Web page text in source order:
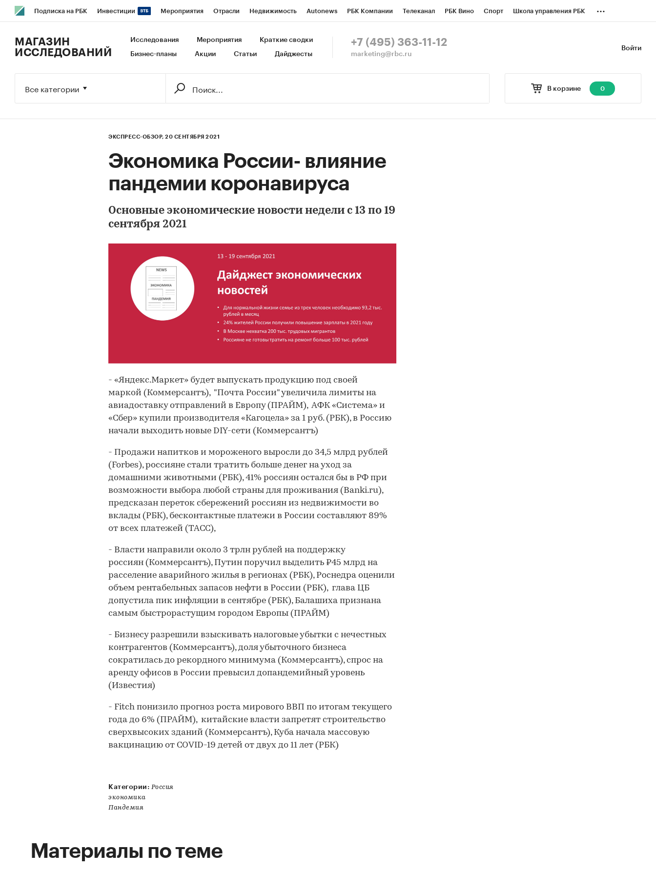
Подписка на РБК Инвестиции Мероприятия Отрасли Недвижимость Autonews РБК Компании Телеканал РБК Вино Спорт Школа управления РБК
Исследования Кредитные рейтинги Франшизы Газета Спецпроекты СПб Конференции СПб Спецпроекты
...
Войти
МАГАЗИН
ИССЛЕДОВАНИЙ
Исследования Мероприятия Краткие сводки
Бизнес-планы Акции Статьи Дайджесты
+7 (495) 363-11-12
marketing@rbc.ru
В корзине 0
Все категории
ЭКСПРЕСС-ОБЗОР, 20 СЕНТЯБРЯ 2021
Экономика России- влияние
пандемии коронавируса
Основные экономические новости недели с 13 по 19
сентября 2021
- «Яндекс.Маркет» будет выпускать продукцию под своей
маркой (Коммерсантъ), "Почта России" увеличила лимиты на
авиадоставку отправлений в Европу (ПРАЙМ), АФК «Система» и
«Сбер» купили производителя «Кагоцела» за 1 руб. (РБК), в Россию
начали выходить новые DIY-сети (Коммерсантъ)
- Продажи напитков и мороженого выросли до 34,5 млрд рублей
(Forbes), россияне стали тратить больше денег на уход за
домашними животными (РБК), 41% россиян остался бы в РФ при
возможности выбора любой страны для проживания (Banki.ru),
предсказан переток сбережений россиян из недвижимости во
вклады (РБК), бесконтактные платежи в России составляют 89%
от всех платежей (ТАСС),
- Власти направили около 3 трлн рублей на поддержку
россиян (Коммерсантъ), Путин поручил выделить ₽45 млрд на
расселение аварийного жилья в регионах (РБК), Роснедра оценили
объем рентабельных запасов нефти в России (РБК), глава ЦБ
допустила пик инфляции в сентябре (РБК), Балашиха признана
самым быстрорастущим городом Европы (ПРАЙМ)
- Бизнесу разрешили взыскивать налоговые убытки с нечестных
контрагентов (Коммерсантъ), доля убыточного бизнеса
сократилась до рекордного минимума (Коммерсантъ), спрос на
аренду офисов в России превысил допандемийный уровень
(Известия)
- Fitch понизило прогноз роста мирового ВВП по итогам текущего
года до 6% (ПРАЙМ), китайские власти запретят строительство
сверхвысоких зданий (Коммерсантъ), Куба начала массовую
вакцинацию от COVID-19 детей от двух до 11 лет (РБК)
Категории: Россия
экономика
Пандемия
Материалы по теме